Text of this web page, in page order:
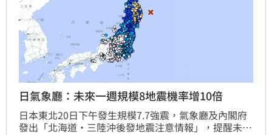
日氣象廳：未來一週規模8地震機率增10倍
日本東北20日下午發生規模7.7強震，氣象廳及內閣府
發出「北海道・三陸沖後發地震注意情報」，提醒未來